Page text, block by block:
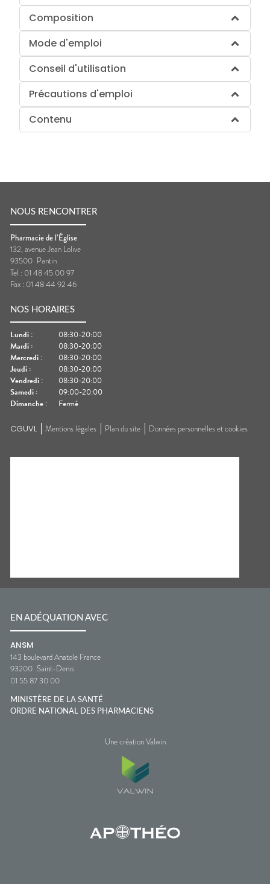
Composition
Mode d'emploi
Conseil d'utilisation
Précautions d'emploi
Contenu
NOUS RENCONTRER
Pharmacie de l’Église
132, avenue Jean Lolive
93500 Pantin
Tel : 01 48 45 00 97
Fax : 01 48 44 92 46
NOS HORAIRES
Lundi :
08:30-20:00
Mardi :
08:30-20:00
Mercredi :
08:30-20:00
Jeudi :
08:30-20:00
Vendredi :
08:30-20:00
Samedi :
09:00-20:00
Dimanche : Fermé
CGUVL Mentions légales Plan du site Données personnelles et cookies
EN ADÉQUATION AVEC
ANSM
143 boulevard Anatole France
93200 Saint-Denis
01 55 87 30 00
MINISTÈRE DE LA SANTÉ
ORDRE NATIONAL DES PHARMACIENS
Une création Valwin